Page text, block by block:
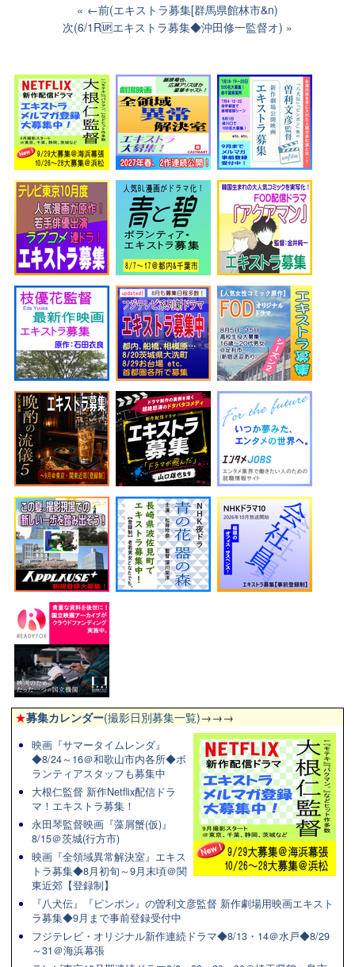
←前(エキストラ募集[群馬県館林市&n)
次(6/1R🆙エキストラ募集◆沖田修一監督オ)
★募集カレンダー(撮影日別募集一覧)→→→
映画『サマータイムレンダ』
◆8/24～16＠和歌山市内各所◆ボ
ランティアスタッフも募集中
大根仁監督 新作Netflix配信ドラ
マ！エキストラ募集！
永田琴監督映画『藻屑蟹(仮)』
8/15＠茨城(行方市)
映画『全領域異常解決室』エキス
トラ募集◆8月初旬～9月末頃＠関
東近郊【登録制】
『八犬伝』『ピンポン』の曽利文彦監督 新作劇場用映画エキスト
ラ募集◆9月まで事前登録受付中
フジテレビ・オリジナル新作連続ドラマ◆8/13・14＠水戸◆8/29
～31＠海浜幕張